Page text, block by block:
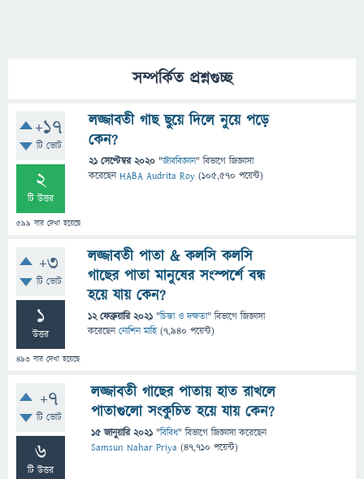
সম্পর্কিত প্রশ্নগুচ্ছ
+17
টি ভোট
2
টি উত্তর
599 বার দেখা হয়েছে
লজ্জাবতী গাছ ছুয়ে দিলে নুয়ে পড়ে
কেন?
21 সেপ্টেম্বর 2020 "জীববিজ্ঞান" বিভাগে জিজ্ঞাসা
করেছেনHABA Audrita Roy (105,570 পয়েন্ট)
+3
টি ভোট
1
উত্তর
493 বার দেখা হয়েছে
লজ্জাবতী পাতা & কলসি কলসি
গাছের পাতা মানুষের সংস্পর্শে বন্ধ
হয়ে যায় কেন?
12 ফেব্রুয়ারি 2021 "চিন্তা ও দক্ষতা" বিভাগে জিজ্ঞাসা
করেছেননোশিন মাহি (7,940 পয়েন্ট)
+7
টি ভোট
6
টি উত্তর
লজ্জাবতী গাছের পাতায় হাত রাখলে
পাতাগুলো সংকুচিত হয়ে যায় কেন?
15 জানুয়ারি 2021 "বিবিধ" বিভাগে জিজ্ঞাসাকরেছেন
Samsun Nahar Priya (47,710 পয়েন্ট)